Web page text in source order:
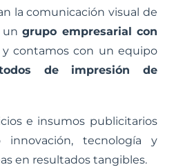
la comunicación visual de
ungrupo empresarial con
contamos con un equipo
de impresión de
e insumos publicitarios
innovación, tecnología y
en resultados tangibles.